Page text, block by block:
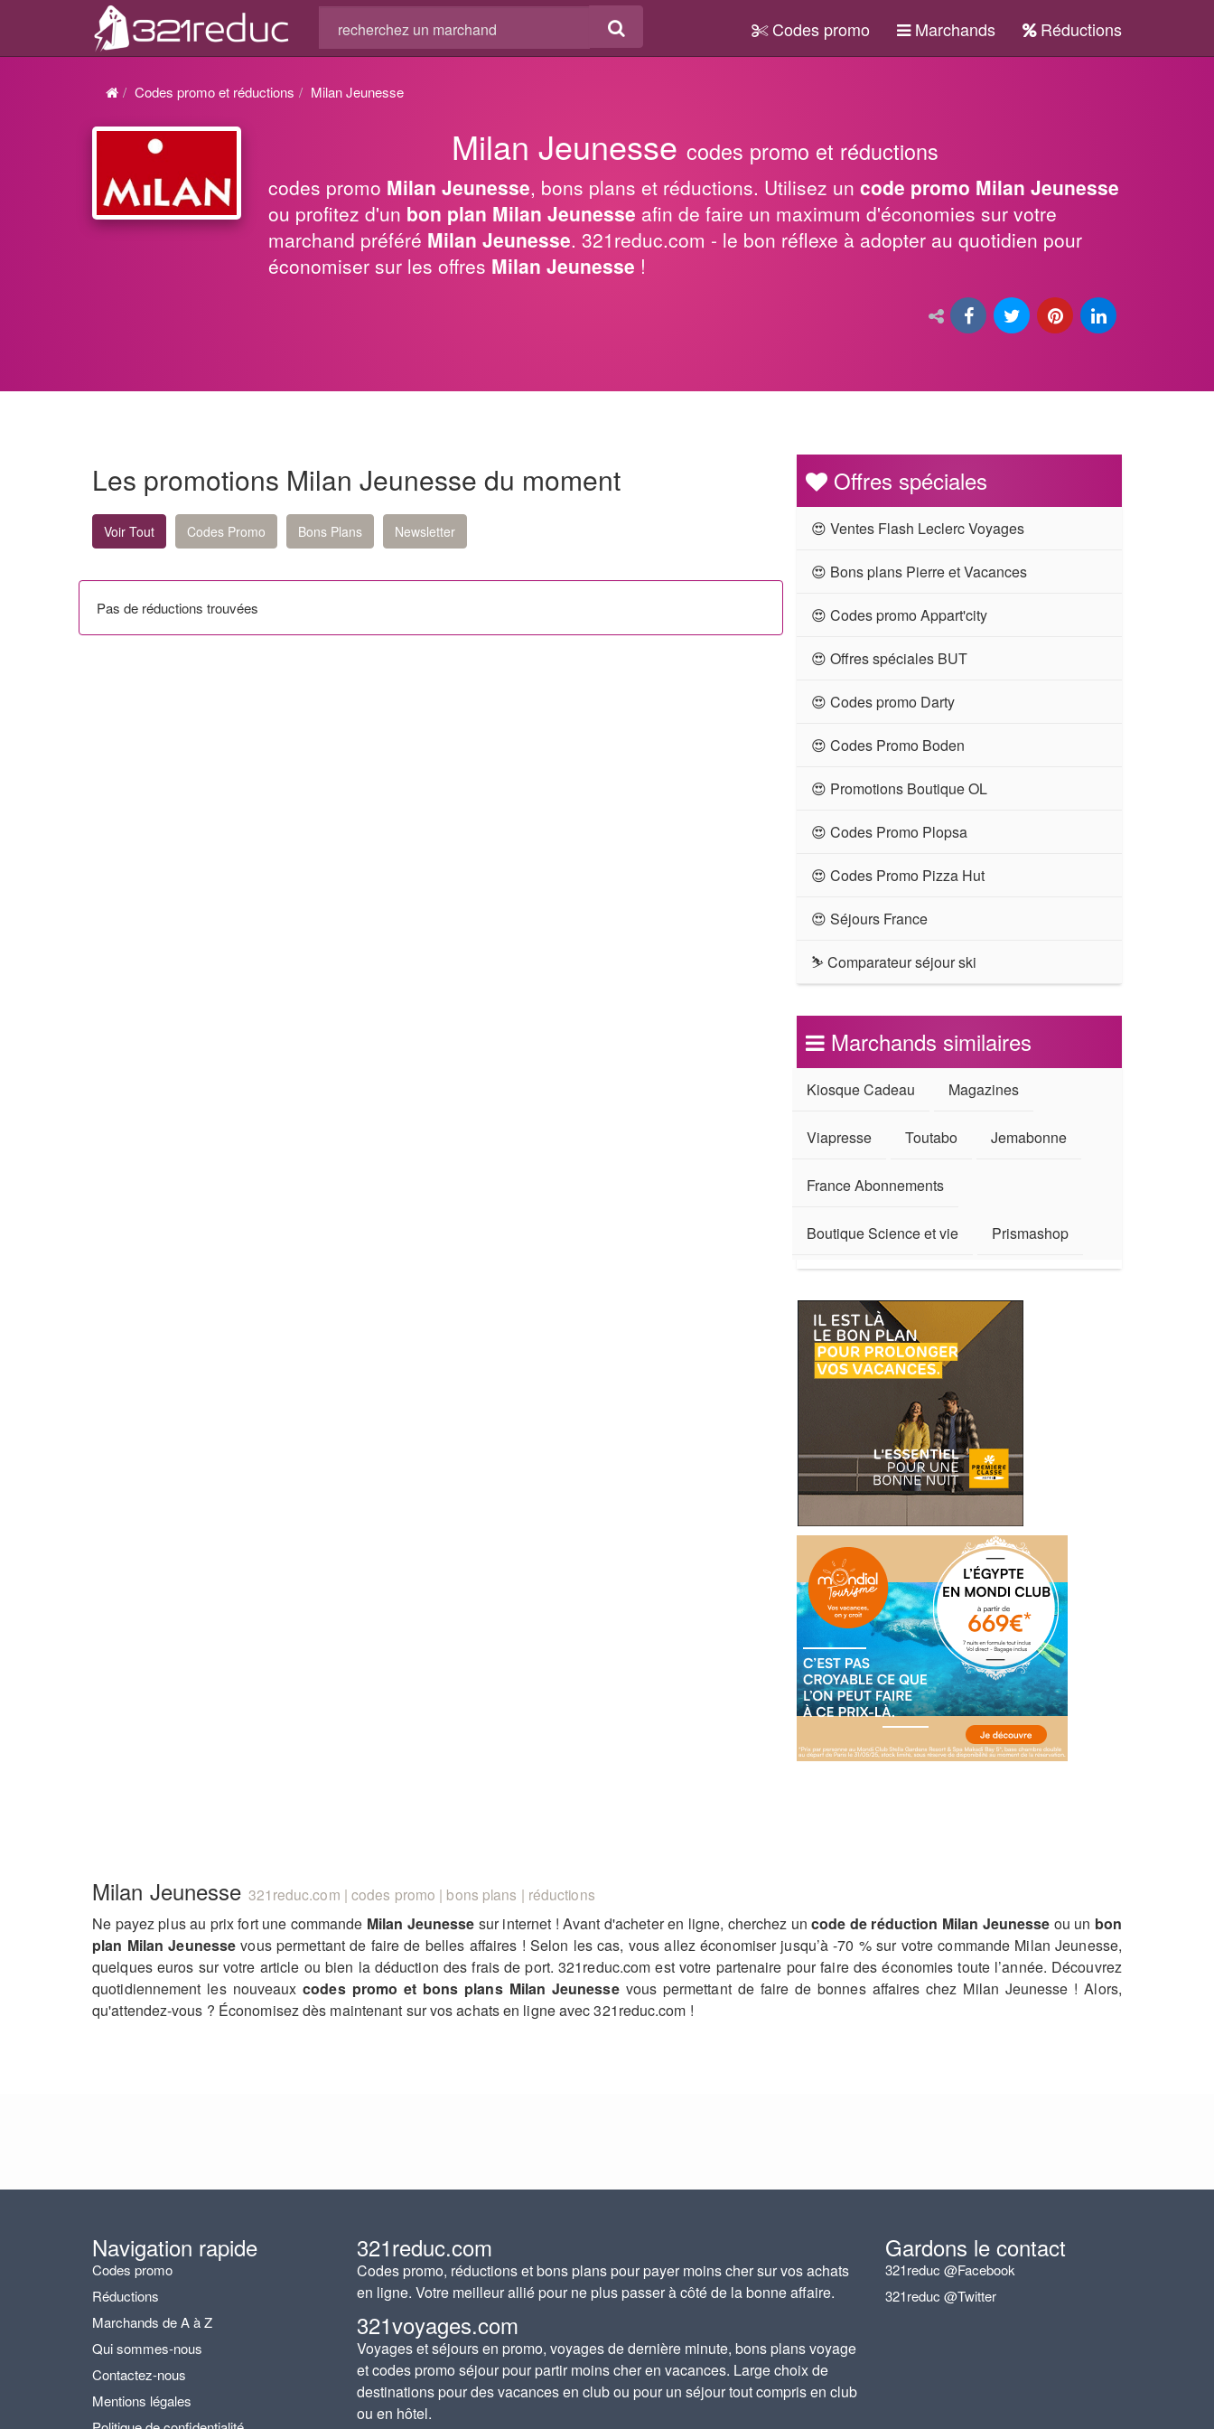
Codes promo Marchands Réductions
Codes promo et réductions Milan Jeunesse
Milan Jeunesse codes promo et réductions
codes promo Milan Jeunesse, bons plans et réductions. Utilisez un code promo Milan Jeunesse
ou profitez d'un bon plan Milan Jeunesse afin de faire un maximum d'économies sur votre
marchand préféré Milan Jeunesse. 321reduc.com - le bon réflexe à adopter au quotidien pour
économiser sur les offres Milan Jeunesse !
Les promotions Milan Jeunesse du moment
Voir Tout Codes Promo Bons Plans Newsletter
Pas de réductions trouvées
Offres spéciales
😍 Ventes Flash Leclerc Voyages
😍 Bons plans Pierre et Vacances
😍 Codes promo Appart'city
😍 Offres spéciales BUT
😍 Codes promo Darty
😍 Codes Promo Boden
😍 Promotions Boutique OL
😍 Codes Promo Plopsa
😍 Codes Promo Pizza Hut
😍 Séjours France
⛷ Comparateur séjour ski
Marchands similaires
Kiosque Cadeau Magazines
Viapresse Toutabo Jemabonne
France Abonnements
Boutique Science et vie Prismashop
Milan Jeunesse 321reduc.com | codes promo | bons plans | réductions
Ne payez plus au prix fort une commande Milan Jeunesse sur internet ! Avant d'acheter en ligne, cherchez uncode de réduction Milan Jeunesse ou un bon
plan Milan Jeunesse vous permettant de faire de belles affaires ! Selon les cas, vous allez économiser jusqu’à -70 % sur votre commande Milan Jeunesse,
quelques euros sur votre article ou bien la déduction des frais de port. 321reduc.com est votre partenaire pour faire des économies toute l’année. Découvrez
quotidiennement les nouveauxcodes promo et bons plans Milan Jeunessevous permettant de faire de bonnes affaires chez Milan Jeunesse ! Alors,
qu'attendez-vous ? Économisez dès maintenant sur vos achats en ligne avec 321reduc.com !
Navigation rapide
Codes promo
Réductions
Marchands de A à Z
Qui sommes-nous
Contactez-nous
Mentions légales
321reduc.com
Codes promo, réductions et bons plans pour payer moins cher sur vos achats
en ligne. Votre meilleur allié pour ne plus passer à côté de la bonne affaire.
321voyages.com
Voyages et séjours en promo, voyages de dernière minute, bons plans voyage
et codes promo séjour pour partir moins cher en vacances. Large choix de
destinations pour des vacances en club ou pour un séjour tout compris en club
ou en hôtel.
Gardons le contact
321reduc @Facebook
321reduc @Twitter